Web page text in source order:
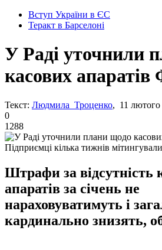
Вступ України в ЄС
Теракт в Барселоні
У Раді уточнили
касових
Текст: Людмила Троценко, 11 лютого
0
1288
Підприємці кілька тижнів
Штрафи за відсутність
апаратів за січень не
нараховуватимуть і
кардинально знизять,